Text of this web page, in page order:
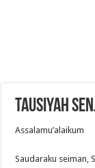
Tausiyah
Assalamu’alaikum
Saudaraku seiman,